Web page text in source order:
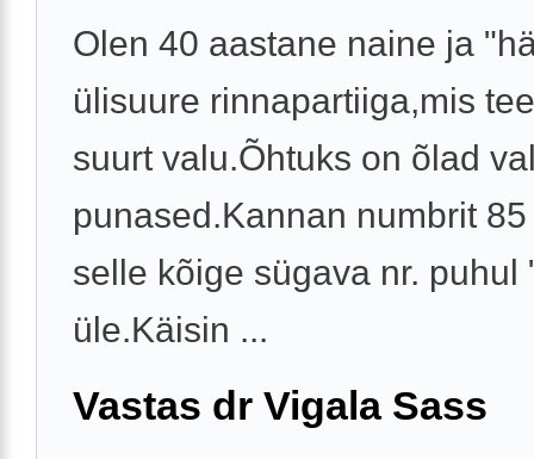
Olen 40 aastane naine ja
ülisuure rinnapartiiga,mis
suurt valu.Õhtuks on õlad
punased.Kannan numbrit
selle kõige sügava nr. puhul
üle.Käisin ...
Vastas dr Vigala Sass